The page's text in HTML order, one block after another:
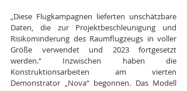
„Diese Flugkampagnen lieferten unschätzbare
Daten, die zur Projektbeschleunigung und
Risikominderung des Raumflugzeugs in voller
Größe verwendet und 2023 fortgesetzt
werden.“ Inzwischen haben die
Konstruktionsarbeiten am vierten
Demonstrator „Nova“ begonnen. Das Modell